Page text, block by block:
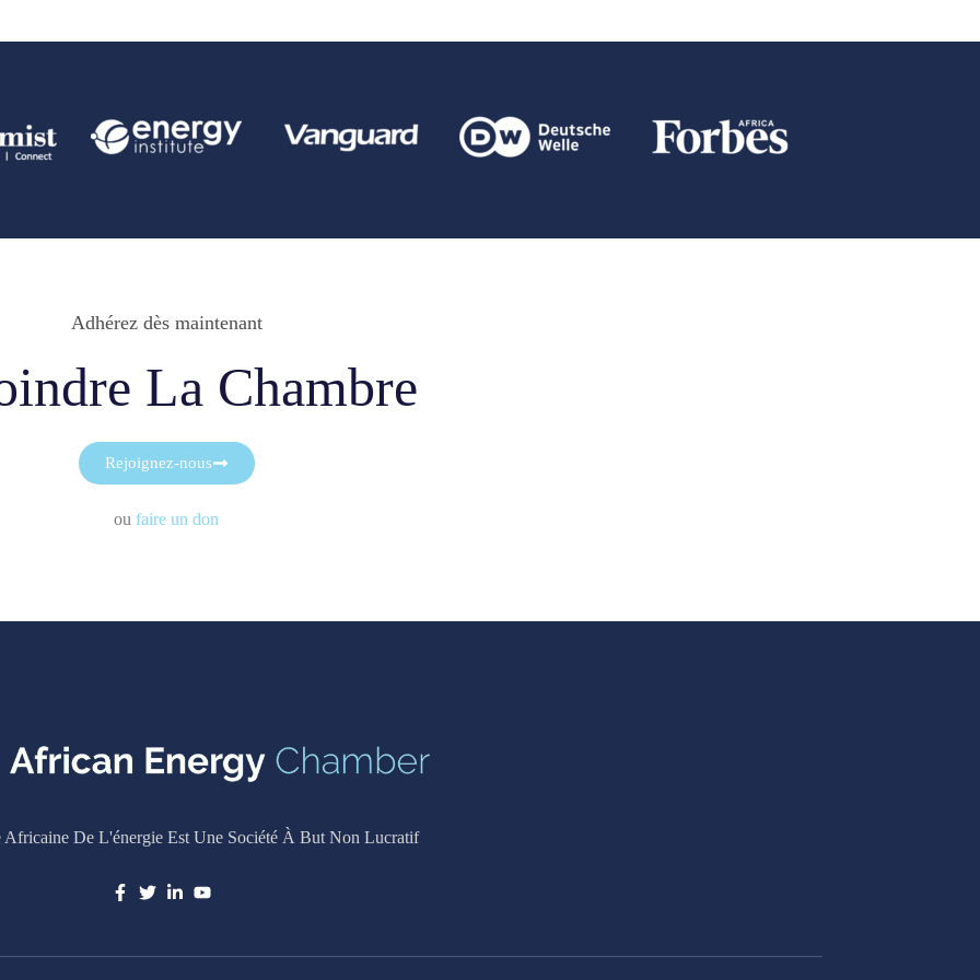
Adhérez dès maintenant
La Chambre
Rejoignez-nous
ou faire un don
Africaine De L'énergie Est Une Société À But Non Lucratif